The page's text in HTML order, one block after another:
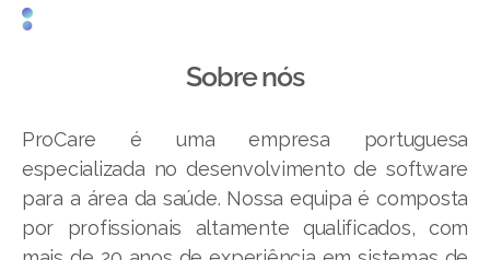
Sobre nós
ProCare é uma empresa portuguesa
especializada no desenvolvimento de software
para a área da saúde. Nossa equipa é composta
por profissionais altamente qualificados, com